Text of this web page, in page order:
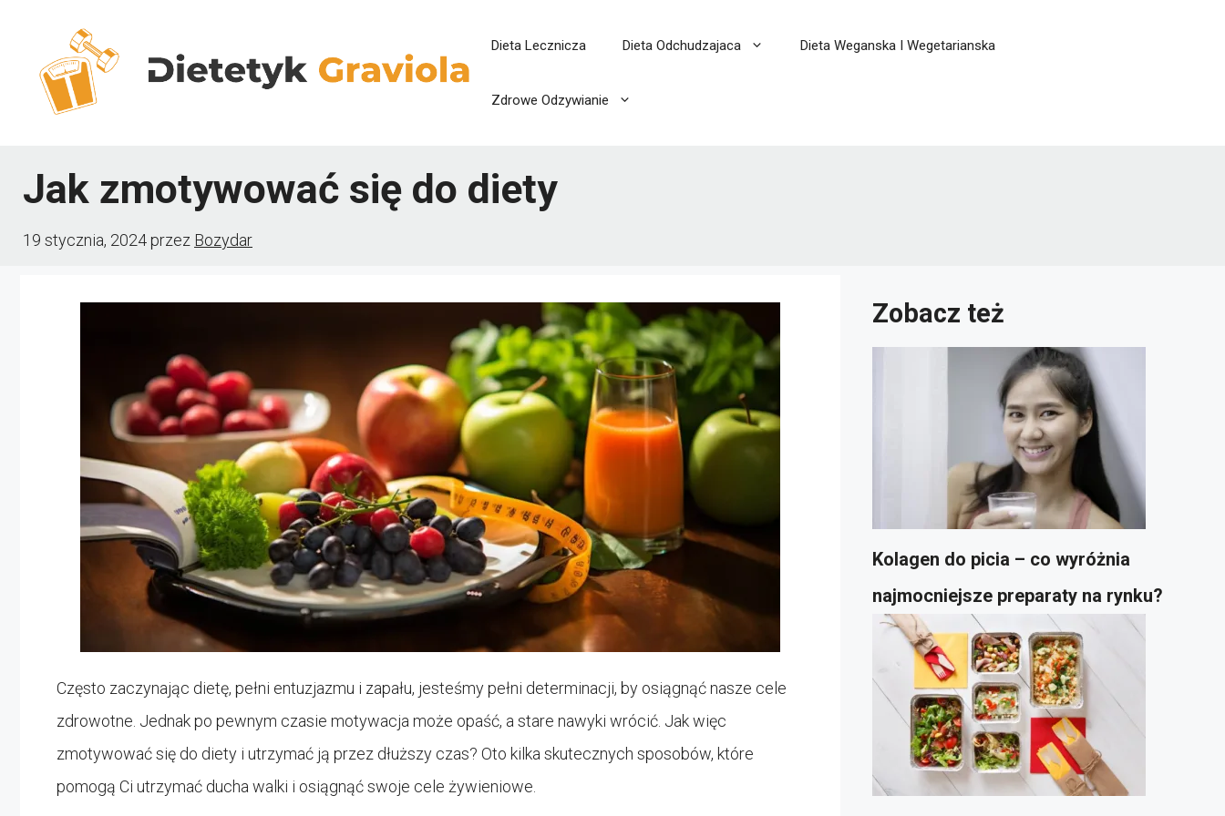
treści
Dieta Lecznicza Dieta Odchudzajaca Dieta Weganska I Wegetarianska
Zdrowe Odzywianie
Jak zmotywować się do diety
19 stycznia, 2024przez Bozydar
Często zaczynając dietę, pełni entuzjazmu i zapału, jesteśmy pełni determinacji, by osiągnąć nasze cele
zdrowotne. Jednak po pewnym czasie motywacja może opaść, a stare nawyki wrócić. Jak więc
zmotywować się do diety i utrzymać ją przez dłuższy czas? Oto kilka skutecznych sposobów, które
pomogą Ci utrzymać ducha walki i osiągnąć swoje cele żywieniowe.
Zobacz też
Kolagen do picia – co wyróżnia
najmocniejsze preparaty na rynku?